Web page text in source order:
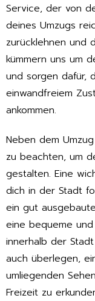
Service, der von
deines Umzugs
zurücklehnen und
kümmern uns um
und sorgen dafür,
einwandfreiem
ankommen.
Neben dem
zu beachten, um
gestalten. Eine
dich in der Stadt
ein gut
eine bequeme
innerhalb der
auch überlegen,
umliegenden
Freizeit zu